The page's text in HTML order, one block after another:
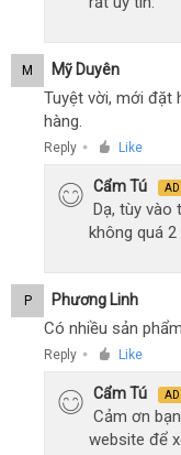
M Mỹ Duyên
Tuyệt vời, mới đặt
hàng.
Reply ● Like
Cẩm Tú
Dạ, tùy vào
không quá
P Phương Linh
Có nhiều sản
Reply ● Like
Cẩm Tú
Cảm ơn
website để